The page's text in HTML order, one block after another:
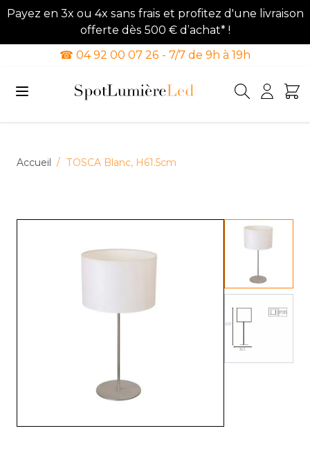
Payez en 3x ou 4x sans frais et profitez d'une livraison
offerte dès 500 € d’achat* !
☎ 04 92 00 07 26 - 7/7 de 9h à 19h
Accueil / TOSCA Blanc, H61.5cm
View